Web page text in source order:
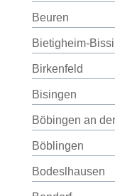
Beuren
Bietigheim-
Birkenfeld
Bisingen
Böbingen an
Böblingen
Bodeslhausen